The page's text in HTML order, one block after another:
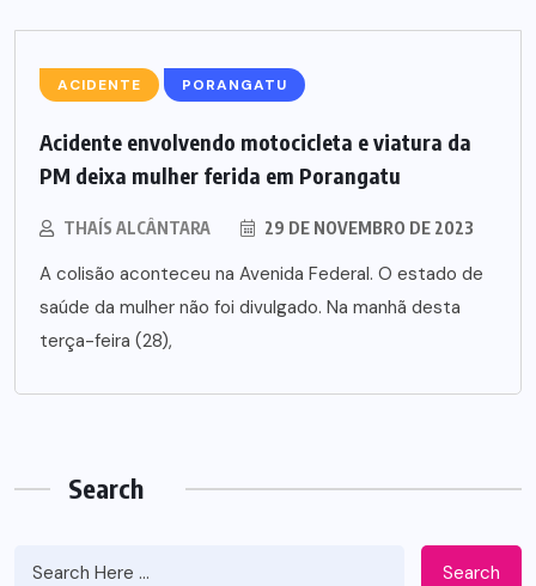
ACIDENTE PORANGATU
Acidente envolvendo motocicleta e viatura da
PM deixa mulher ferida em Porangatu
THAÍS ALCÂNTARA 29 DE NOVEMBRO DE 2023
A colisão aconteceu na Avenida Federal. O estado de
saúde da mulher não foi divulgado. Na manhã desta
terça-feira (28),
Search
Search